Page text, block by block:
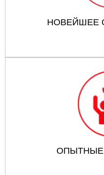
НОВЕЙШЕЕ
ОПЫТНЫЕ